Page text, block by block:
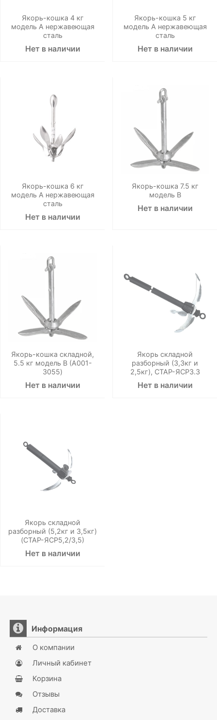
Якорь-кошка 4 кг
модель А нержавеющая
сталь
Нет в наличии
Якорь-кошка 5 кг
модель А нержавеющая
сталь
Нет в наличии
Якорь-кошка 6 кг
модель А нержавеющая
сталь
Нет в наличии
Якорь-кошка 7.5 кг
модель В
Нет в наличии
Якорь-кошка складной,
5.5 кг модель В (A001-
3055)
Нет в наличии
Якорь складной
разборный (3,3кг и
2,5кг), СТАР-ЯСР3.3
Нет в наличии
Якорь складной
разборный (5,2кг и 3,5кг)
(СТАР-ЯСР5,2/3,5)
Нет в наличии
Информация
О компании
Личный кабинет
Корзина
Отзывы
Доставка